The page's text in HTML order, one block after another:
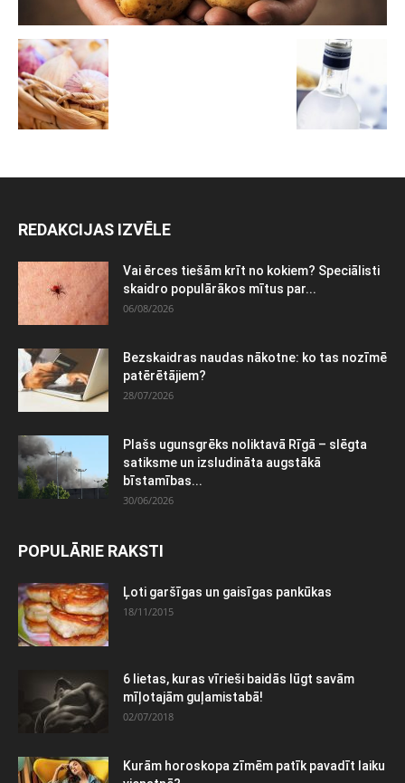
REDAKCIJAS IZVĒLE
Vai ērces tiešām krīt no kokiem? Speciālisti
skaidro populārākos mītus par...
06/08/2026
Bezskaidras naudas nākotne: ko tas nozīmē
patērētājiem?
28/07/2026
Plašs ugunsgrēks noliktavā Rīgā – slēgta
satiksme un izsludināta augstākā
bīstamības...
30/06/2026
POPULĀRIE RAKSTI
Ļoti garšīgas un gaisīgas pankūkas
18/11/2015
6 lietas, kuras vīrieši baidās lūgt savām
mīļotajām guļamistabā!
02/07/2018
Kurām horoskopa zīmēm patīk pavadīt laiku